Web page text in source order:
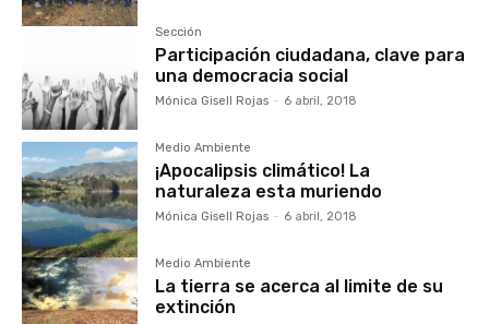
Sección
Participación ciudadana, clave para
una democracia social
Mónica Gisell Rojas - 6 abril, 2018
Medio Ambiente
¡Apocalipsis climático! La
naturaleza esta muriendo
Mónica Gisell Rojas - 6 abril, 2018
Medio Ambiente
La tierra se acerca al limite de su
extinción